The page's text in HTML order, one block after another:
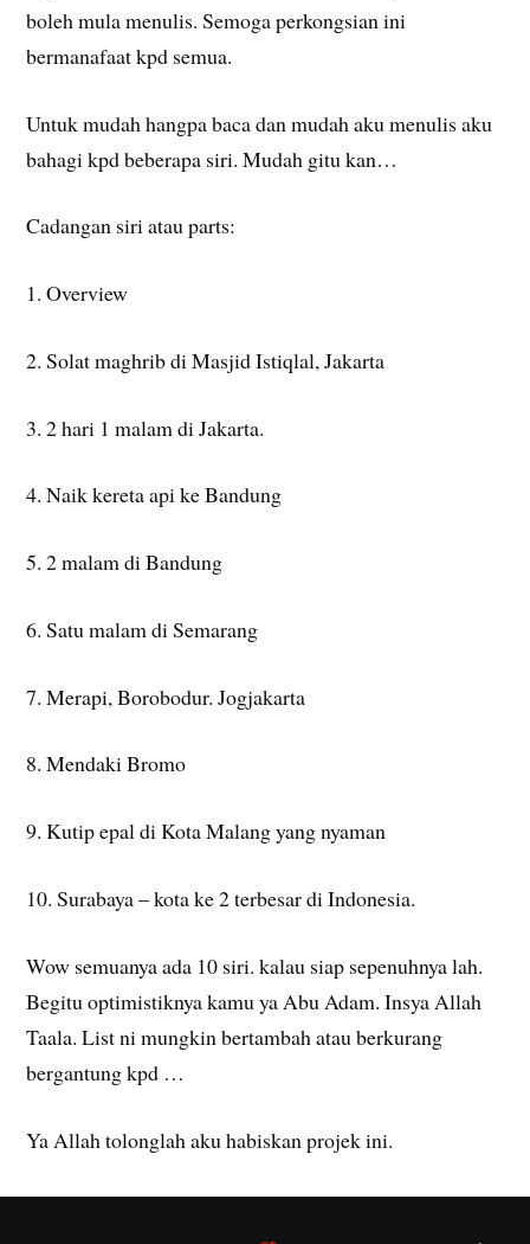
boleh mula menulis. Semoga perkongsian ini
bermanafaat kpd semua.
Untuk mudah hangpa baca dan mudah aku menulis aku
bahagi kpd beberapa siri. Mudah gitu kan…
Cadangan siri atau parts:
1. Overview
2. Solat maghrib di Masjid Istiqlal, Jakarta
3. 2 hari 1 malam di Jakarta.
4. Naik kereta api ke Bandung
5. 2 malam di Bandung
6. Satu malam di Semarang
7. Merapi, Borobodur. Jogjakarta
8. Mendaki Bromo
9. Kutip epal di Kota Malang yang nyaman
10. Surabaya – kota ke 2 terbesar di Indonesia.
Wow semuanya ada 10 siri. kalau siap sepenuhnya lah.
Begitu optimistiknya kamu ya Abu Adam. Insya Allah
Taala. List ni mungkin bertambah atau berkurang
bergantung kpd …
Ya Allah tolonglah aku habiskan projek ini.